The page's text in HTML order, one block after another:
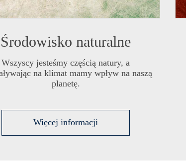
Środowisko naturalne
Wszyscy jesteśmy częścią natury, a
na klimat mamy wpływ na naszą
planetę.
Więcej informacji